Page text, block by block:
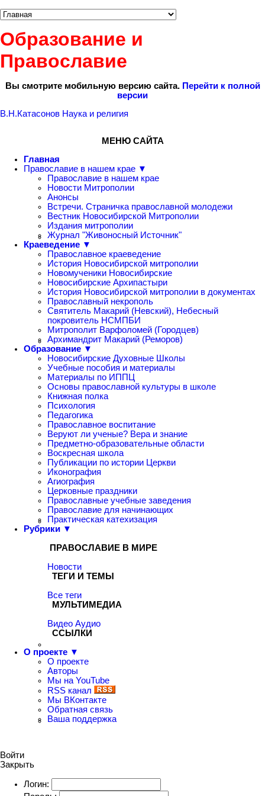
Образование и
Православие
Вы смотрите мобильную версию сайта. Перейти к полной
версии
В.Н.Катасонов Наука и религия
МЕНЮ САЙТА
Главная
Православие в нашем крае ▼
Православие в нашем крае
Новости Митрополии
Анонсы
Встречи. Страничка православной молодежи
Вестник Новосибирской Митрополии
Издания митрополии
Журнал "Живоносный Источник"
Краеведение ▼
Православное краеведение
История Новосибирской митрополии
Новомученики Новосибирские
Новосибирские Архипастыри
История Новосибирской митрополии в документах
Православный некрополь
Святитель Макарий (Невский), Небесный
покровитель НСМПБИ
Митрополит Варфоломей (Городцев)
Архимандрит Макарий (Реморов)
Образование ▼
Новосибирские Духовные Школы
Учебные пособия и материалы
Материалы по ИППЦ
Основы православной культуры в школе
Книжная полка
Психология
Педагогика
Православное воспитание
Веруют ли ученые? Вера и знание
Предметно-образовательные области
Воскресная школа
Публикации по истории Церкви
Иконография
Агиография
Церковные праздники
Православные учебные заведения
Православие для начинающих
Практическая катехизация
Рубрики ▼
ПРАВОСЛАВИЕ В МИРЕ
Новости
ТЕГИ И ТЕМЫ
Все теги
МУЛЬТИМЕДИА
Видео Аудио
ССЫЛКИ
О проекте ▼
О проекте
Авторы
Мы на YouTube
RSS канал
Мы ВКонтакте
Обратная связь
Ваша поддержка
Войти
Закрыть
Логин: